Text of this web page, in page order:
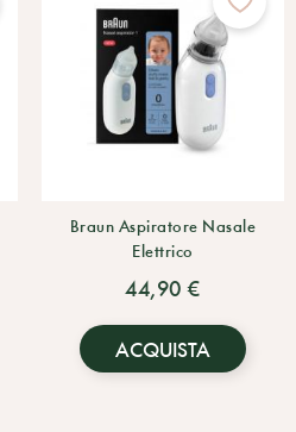
Braun Aspiratore Nasale
Elettrico
44,90 €
ACQUISTA